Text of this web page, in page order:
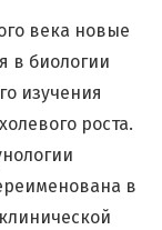
века новые
в биологии
изучения
роста.
в